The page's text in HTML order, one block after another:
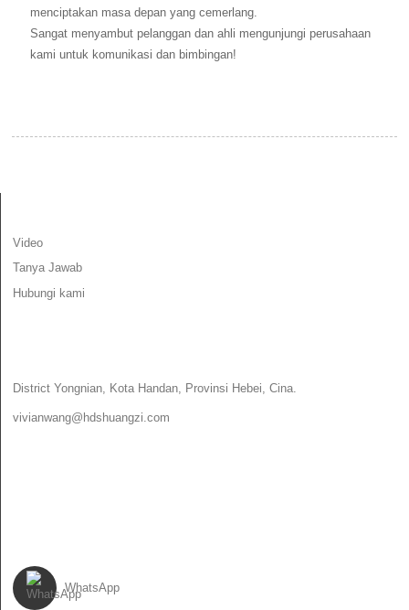
menciptakan masa depan yang cemerlang.
Sangat menyambut pelanggan dan ahli mengunjungi perusahaan
kami untuk komunikasi dan bimbingan!
Video
Tanya Jawab
Hubungi kami
District Yongnian, Kota Handan, Provinsi Hebei, Cina.
vivianwang@hdshuangzi.com
WhatsApp